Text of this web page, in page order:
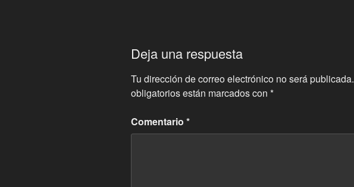
Deja una respuesta
Tu dirección de correo electrónico no será publicada.
obligatorios están marcados con *
Comentario *